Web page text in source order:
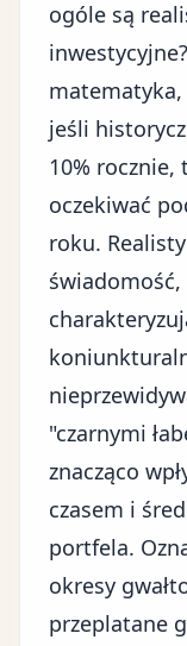
ogóle są
jeśli
10%
oczekiwać
roku.
"czarnymi
znacząco
czasem i
portfela.
okresy
przeplatane